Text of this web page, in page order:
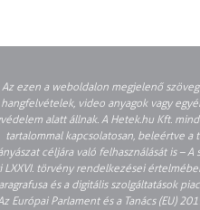
Az ezen a weboldalon megjelenő
hangfelvételek, video anyagok vagy
alatt állnak. A Hetek.hu Kft.
tartalommal kapcsolatosan, beleértve a
céljára való felhasználását is – A
LXXVI. törvény rendelkezései
és a digitális szolgáltatások
Európai Parlament és a Tanács (EU)